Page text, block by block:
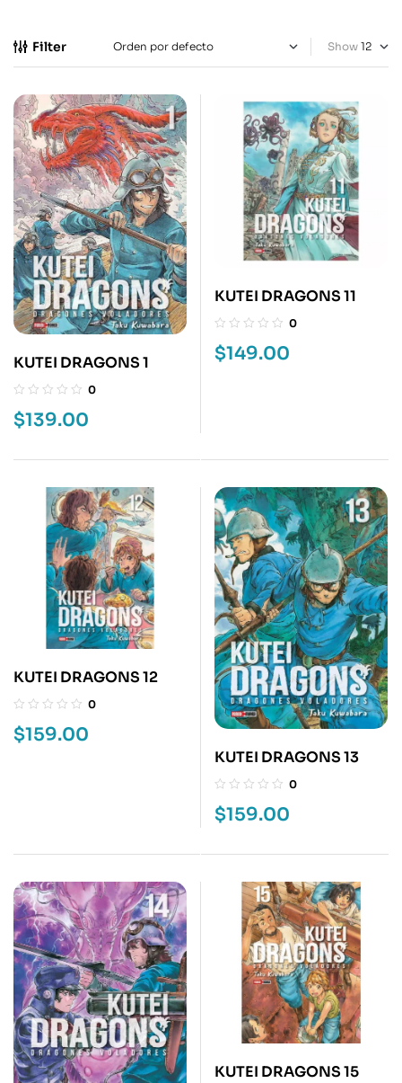
Filter Show
KUTEI DRAGONS 1
0
$139.00
KUTEI DRAGONS 11
0
$149.00
KUTEI DRAGONS 12
0
$159.00
KUTEI DRAGONS 13
0
$159.00
KUTEI DRAGONS 15